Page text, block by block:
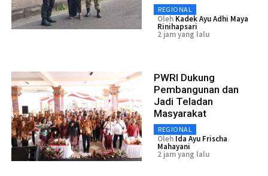
REGIONAL
Oleh Kadek Ayu Adhi Maya
Rinihapsari
2 jam yang lalu
PWRI Dukung
Pembangunan dan
Jadi Teladan
Masyarakat
REGIONAL
Oleh Ida Ayu Frischa
Mahayani
2 jam yang lalu